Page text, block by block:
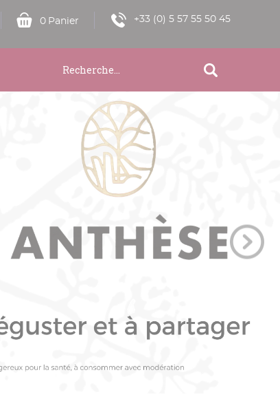
0 Panier +33 (0) 5 57 55 50 45